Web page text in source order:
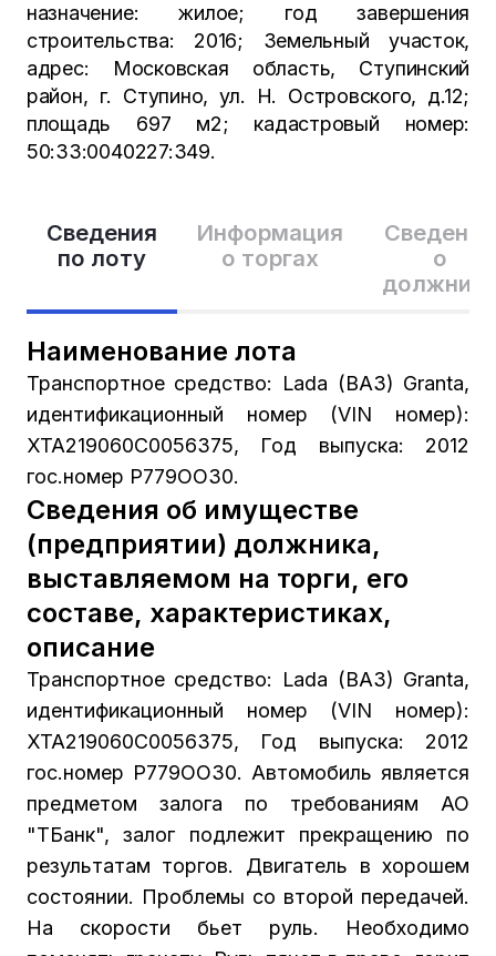
Сведения
по лоту
Информация
о торгах
Сведения
о
Наименование лота
Транспортное средство: Lada (ВАЗ) Granta,
идентификационный номер (VIN номер):
XTA219060C0056375, Год выпуска: 2012
гос.номер Р779ОО30.
Сведения об имуществе
(предприятии) должника,
выставляемом на торги, его
составе, характеристиках,
описание
Транспортное средство: Lada (ВАЗ) Granta,
идентификационный номер (VIN номер):
XTA219060C0056375, Год выпуска: 2012
гос.номер Р779ОО30. Автомобиль является
предметом залога по требованиям АО
"ТБанк", залог подлежит прекращению по
результатам торгов. Двигатель в хорошем
состоянии. Проблемы со второй передачей.
На скорости бьет руль. Необходимо
назначение: жилое; год завершения
строительства: 2016; Земельный участок,
адрес: Московская область, Ступинский
район, г. Ступино, ул. Н. Островского, д.12;
площадь 697 м2; кадастровый номер:
50:33:0040227:349.